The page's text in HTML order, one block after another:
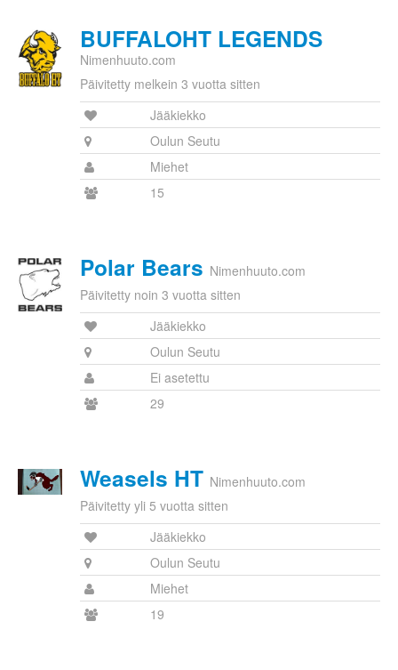
BUFFALOHT LEGENDS
Nimenhuuto.com
Päivitetty melkein 3 vuotta sitten
Jääkiekko
Oulun Seutu
Miehet
15
Polar Bears Nimenhuuto.com
Päivitetty noin 3 vuotta sitten
Jääkiekko
Oulun Seutu
Ei asetettu
29
Weasels HT Nimenhuuto.com
Päivitetty yli 5 vuotta sitten
Jääkiekko
Oulun Seutu
Miehet
19